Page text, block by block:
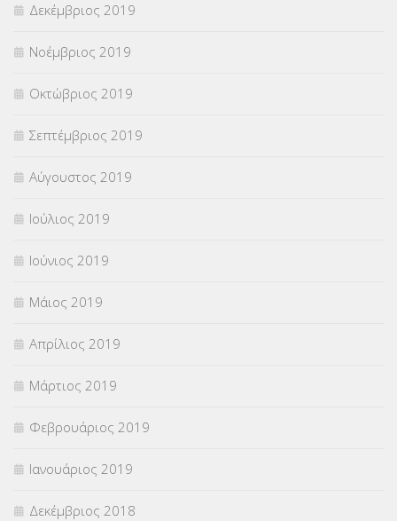
Δεκέμβριος 2019
Νοέμβριος 2019
Οκτώβριος 2019
Σεπτέμβριος 2019
Αύγουστος 2019
Ιούλιος 2019
Ιούνιος 2019
Μάιος 2019
Απρίλιος 2019
Μάρτιος 2019
Φεβρουάριος 2019
Ιανουάριος 2019
Δεκέμβριος 2018